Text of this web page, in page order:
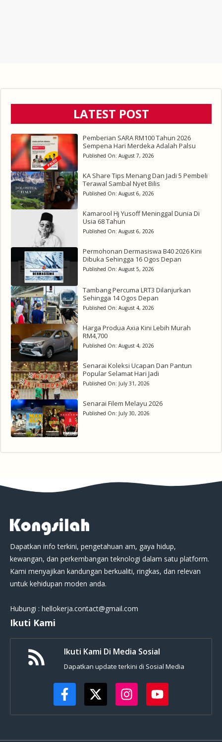
LATEST POST
Pemberian SARA RM100 Tahun 2026
Sempena Hari Merdeka Adalah Palsu
Published On: August 7, 2026
KA Share Tips Menang Dan Jadi 5 Pembeli
Terawal Sambal Nyet Bilis
Published On: August 6, 2026
Kamarool Hj Yusoff Meninggal Dunia Di
Usia 68 Tahun
Published On: August 6, 2026
Permohonan Dermasiswa B40 2026 Kini
Dibuka Sehingga 16 Ogos Depan
Published On: August 5, 2026
Tambang Percuma LRT3 Dilanjurkan
Sehingga 14 Ogos Depan
Published On: August 4, 2026
Harga Produa Axia Kini Lebih Murah
RM4,700
Published On: August 4, 2026
Senarai Koleksi Ucapan Dan Pantun
Popular Selamat Hari Jadi
Published On: July 31, 2026
Senarai Filem Melayu 2026
Published On: July 30, 2026
Dapatkan info terkini, pengetahuan am, gaya hidup,
kewangan, dan perkembangan teknologi dalam satu platform.
Kami menyajikan kandungan berkualiti, ringkas, dan relevan
untuk kehidupan moden anda.
Hubungi : hellokerja.contact@gmail.com
Ikuti Kami
Ikuti Kami Di Media Sosial
Dapatkan update terkini di Sosial Media